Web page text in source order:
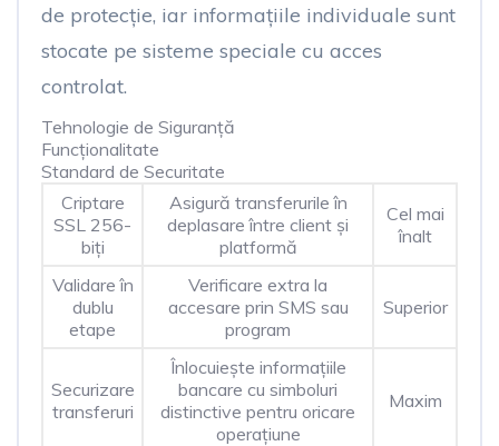
de protecție, iar informațiile individuale sunt
stocate pe sisteme speciale cu acces
controlat.
Tehnologie de Siguranță
Funcționalitate
Standard de Securitate
Criptare
SSL 256-
biți
Asigură transferurile în
deplasare între client și
platformă
Cel mai
înalt
Validare în
dublu
etape
Verificare extra la
accesare prin SMS sau
program
Superior
Securizare
transferuri
Înlocuiește informațiile
bancare cu simboluri
distinctive pentru oricare
operațiune
Maxim